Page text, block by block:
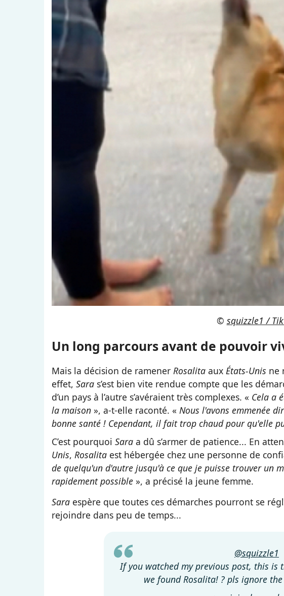
© squizzle1 /
Un long parcours avant de pouvoir
Mais la décision de ramener Rosalita aux États-Unis ne
effet, Sara s’est bien vite rendue compte que les
d’un pays à l’autre s’avéraient très complexes. « Cela a
la maison », a-t-elle raconté. « Nous l'avons emmenée
bonne santé ! Cependant, il fait trop chaud pour qu'elle
C’est pourquoi Sara a dû s’armer de patience... En
Unis, Rosalita est hébergée chez une personne de
de quelqu'un d'autre jusqu'à ce que je puisse trouver un
rapidement possible », a précisé la jeune femme.
Sara espère que toutes ces démarches pourront se
rejoindre dans peu de temps...
@squizzle1
If you watched my previous post, this is
we found Rosalita! ? pls ignore